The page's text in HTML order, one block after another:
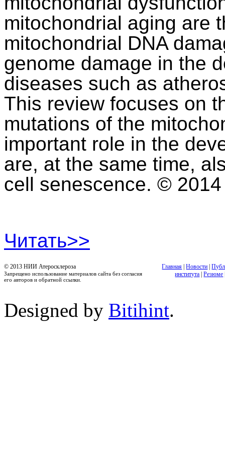
mitochondrial aging are
mitochondrial DNA
genome damage in the
diseases such as
This review focuses on
mutations of the
important role in the
are, at the same time,
cell senescence. ©
Читать>>
© 2013 НИИ Атеросклероза
Запрещено использование материалов сайта без согласия
его авторов и обратной ссылки.
Главная |Новости |
института |Резюме
Designed by Bitihint.